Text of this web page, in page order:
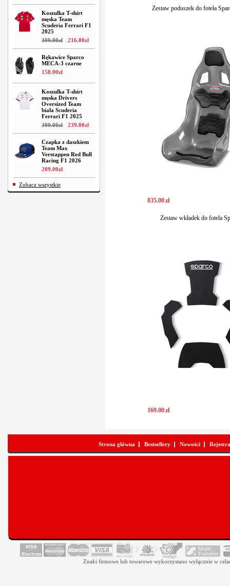
Koszulka T-shirt
męska Team
Scuderia Ferrari F1
2025
309.00zł 216.00zł
Rękawice Sparco
MECA-3 czarne
158.00zł
Koszulka T-shirt
męska Drivers
Oversized Team
biała Scuderia
Ferrari F1 2025
399.00zł 239.00zł
Czapka z daszkiem
Team Max
Verstappen Red Bull
Racing F1 2026
209.00zł
Zobacz wszystkie
Zestaw poduszek do fotela
835.00zł
Zestaw wkładek do fotela
169.00zł
Strona główna Bestsellery Nowości
Znaki firmowe lub towarowe wykorzystano wyłącznie w